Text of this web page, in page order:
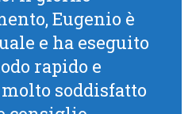
Eugenio è
e ha eseguito
rapido e
soddisfatto